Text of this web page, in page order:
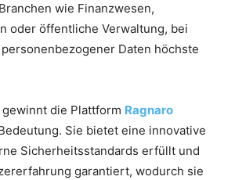
wie Finanzwesen,
oder öffentliche Verwaltung, bei
Daten höchste
die Plattform Ragnaro
Sie bietet eine innovative
Sicherheitsstandards erfüllt und
garantiert, wodurch sie